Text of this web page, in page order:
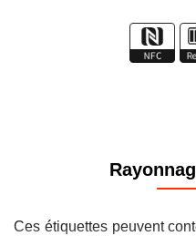
Ces étiquettes peuvent